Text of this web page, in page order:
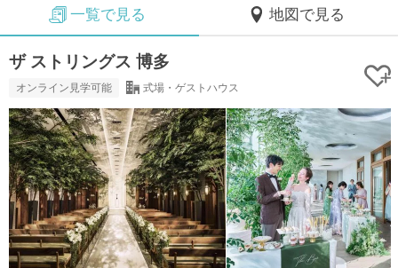
一覧で見る 地図で見る
ザ ストリングス 博多
オンライン見学可能 式場・ゲストハウス